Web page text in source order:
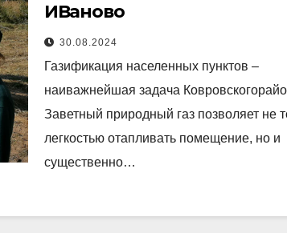
ИВаново
30.08.2024
Газификация населенных пунктов –
наиважнейшая задача
Заветный природный газ позволяет не
легкостью отапливать помещение, но и
существенно…